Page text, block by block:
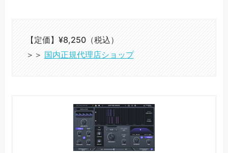
【定価】¥8,250（税込）
＞＞ 国内正規代理店ショップ